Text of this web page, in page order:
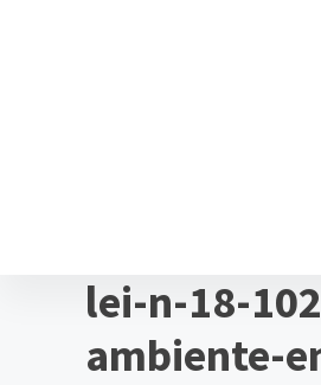
lei-n-18-
ambiente-